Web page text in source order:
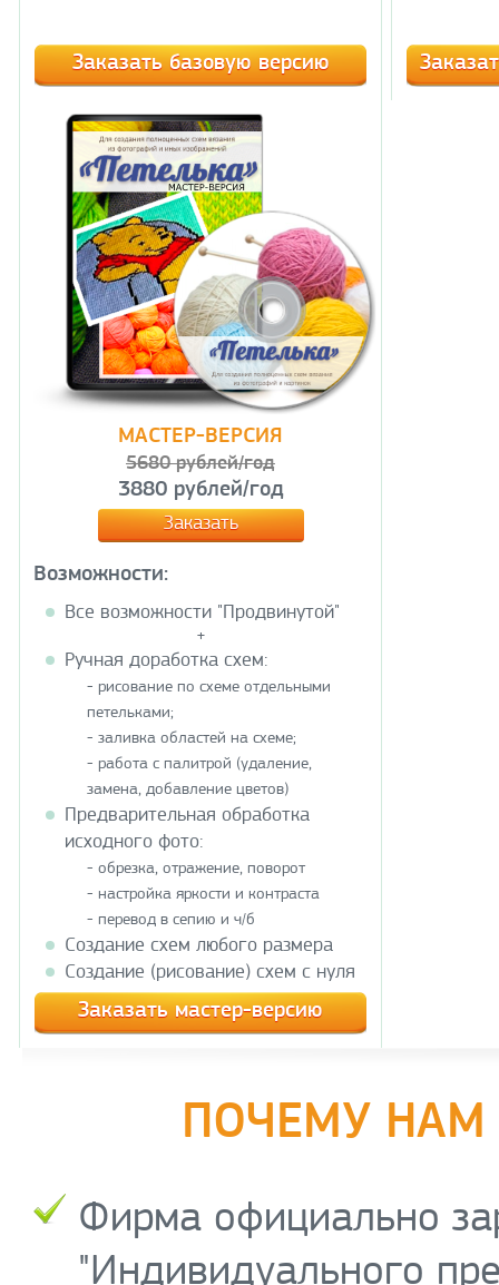
Заказать базовую версию
МАСТЕР-ВЕРСИЯ
5680 рублей/год
3880 рублей/год
Заказать
Возможности:
Все возможности "Продвинутой"
+
Ручная доработка схем:
- рисование по схеме отдельными
петельками;
- заливка областей на схеме;
- работа с палитрой (удаление,
замена, добавление цветов)
Предварительная обработка
исходного фото:
- обрезка, отражение, поворот
- настройка яркости и контраста
- перевод в сепию и ч/б
Создание схем любого размера
Создание (рисование) схем с нуля
Заказать мастер-версию
ПОЧЕМУ
Фирма официально
"Индивидуального